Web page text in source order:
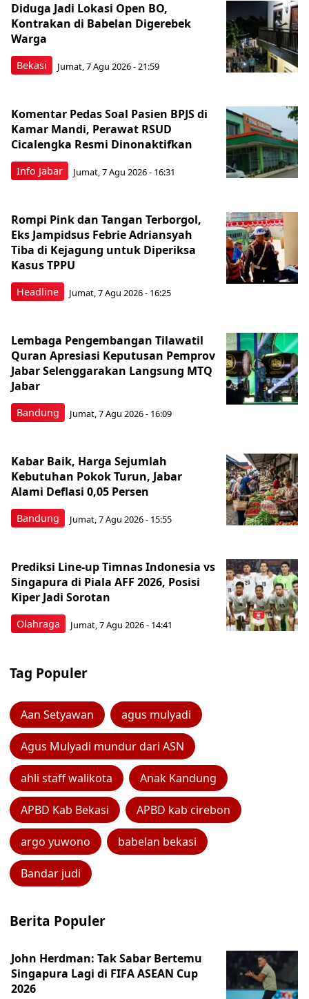
Bekasi
Diduga Jadi Lokasi Open BO,
Kontrakan di Babelan Digerebek
Warga
Jumat, 7 Agu 2026 - 21:59
Info Jabar
Komentar Pedas Soal Pasien BPJS di
Kamar Mandi, Perawat RSUD
Cicalengka Resmi Dinonaktifkan
Jumat, 7 Agu 2026 - 16:31
Headline
Rompi Pink dan Tangan Terborgol,
Eks Jampidsus Febrie Adriansyah
Tiba di Kejagung untuk Diperiksa
Kasus TPPU
Jumat, 7 Agu 2026 - 16:25
Bandung
Lembaga Pengembangan Tilawatil
Quran Apresiasi Keputusan Pemprov
Jabar Selenggarakan Langsung MTQ
Jabar
Jumat, 7 Agu 2026 - 16:09
Bandung
Kabar Baik, Harga Sejumlah
Kebutuhan Pokok Turun, Jabar
Alami Deflasi 0,05 Persen
Jumat, 7 Agu 2026 - 15:55
Olahraga
Prediksi Line-up Timnas Indonesia vs
Singapura di Piala AFF 2026, Posisi
Kiper Jadi Sorotan
Jumat, 7 Agu 2026 - 14:41
Tag Populer
Aan Setyawan agus mulyadi
Agus Mulyadi mundur dari ASN
ahli staff walikota Anak Kandung
APBD Kab Bekasi APBD kab cirebon
argo yuwono babelan bekasi
Bandar judi
Berita Populer
John Herdman: Tak Sabar Bertemu
Singapura Lagi di FIFA ASEAN Cup
2026